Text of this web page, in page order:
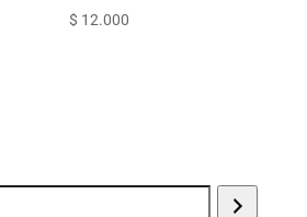
$ 12.000